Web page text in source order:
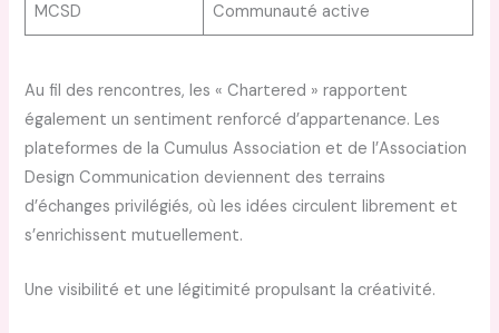
MCSD Communauté active
Au fil des rencontres, les « Chartered » rapportent
également un sentiment renforcé d’appartenance. Les
plateformes de la Cumulus Association et de l’Association
Design Communication deviennent des terrains
d’échanges privilégiés, où les idées circulent librement et
s’enrichissent mutuellement.
Une visibilité et une légitimité propulsant la créativité.